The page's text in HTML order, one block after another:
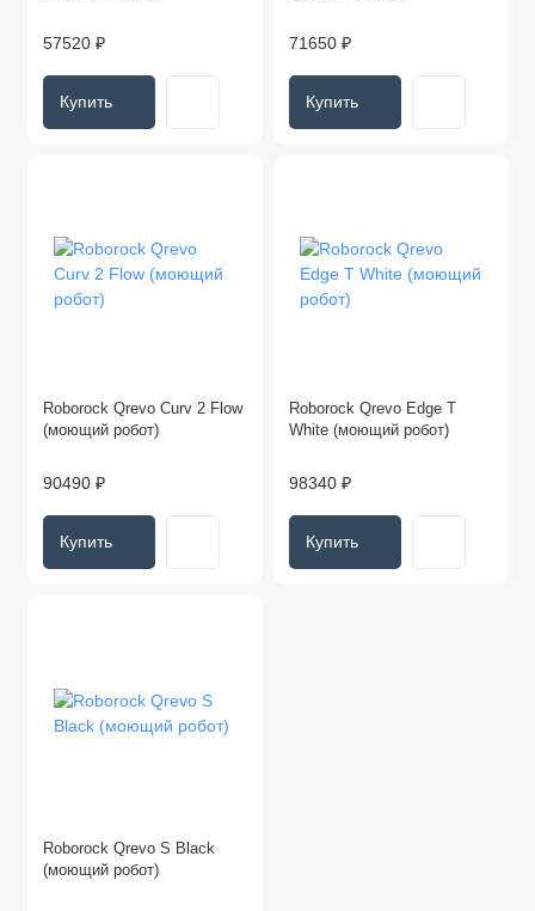
57520 ₽
Купить
71650 ₽
Купить
Roborock Qrevo Curv 2 Flow
(моющий робот)
90490 ₽
Купить
Roborock Qrevo Edge T
White (моющий робот)
98340 ₽
Купить
Roborock Qrevo S Black
(моющий робот)